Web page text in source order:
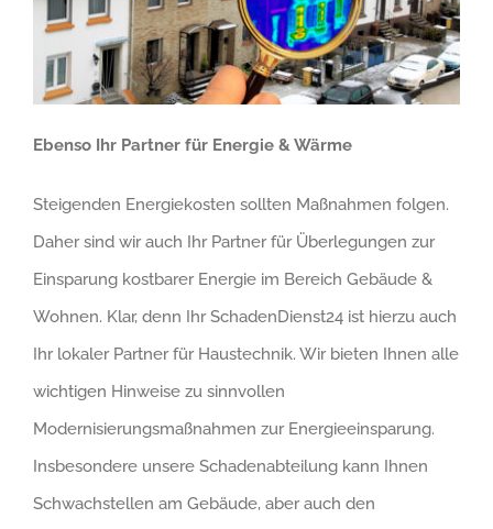
Ebenso Ihr Partner für Energie & Wärme
Steigenden Energiekosten sollten Maßnahmen folgen.
Daher sind wir auch Ihr Partner für Überlegungen zur
Einsparung kostbarer Energie im Bereich Gebäude &
Wohnen. Klar, denn Ihr SchadenDienst24 ist hierzu auch
Ihr lokaler Partner für Haustechnik. Wir bieten Ihnen alle
wichtigen Hinweise zu sinnvollen
Modernisierungsmaßnahmen zur Energieeinsparung.
Insbesondere unsere Schadenabteilung kann Ihnen
Schwachstellen am Gebäude, aber auch den